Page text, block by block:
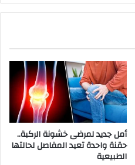
أمل جديد لمرضى خشونة الركبة..
حقنة واحدة تعيد المفاصل لحالتها
الطبيعية